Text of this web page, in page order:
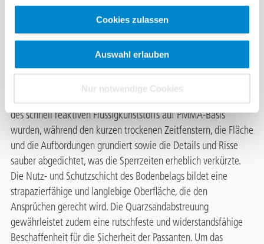
Cookies zulassen
Auswahl erlauben
Nur notwendige Cookies
wurden nicht nur das Dach und der Stahlbau erneuert, sondern
auch ein neuer Bodenbelag mit hoher Beständigkeit und
Rutschfestigkeit umgesetzt. Die Anforderungen an den
Bodenbelag waren klar definiert: kurze Sperrzeiten, eine
widerstandsfeste und langlebige Oberfläche sowie eine
farbliche Anpassung an das Bauelement. Als die optimale
Lösung erwies sich das AbdichtungssystemTriflex BTS-P. Dank
des schnell reaktiven Flüssigkunststoffs auf PMMA-Basis
wurden, während den kurzen trockenen Zeitfenstern, die Fläche
und die Aufbordungen grundiert sowie die Details und Risse
sauber abgedichtet, was die Sperrzeiten erheblich verkürzte.
Die Nutz- und Schutzschicht des Bodenbelags bildet eine
strapazierfähige und langlebige Oberfläche, die den
Ansprüchen gerecht wird. Die Quarzsandabstreuung
gewährleistet zudem eine rutschfeste und widerstandsfähige
Beschaffenheit für die Sicherheit der Passanten. Um das